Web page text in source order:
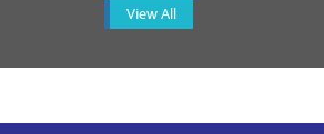
View All